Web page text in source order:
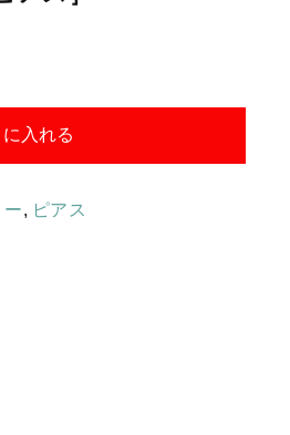
入れる
ー, ピアス
土佐ヒノキ）シリーズ
器用石鹸
会津］かごバッグ